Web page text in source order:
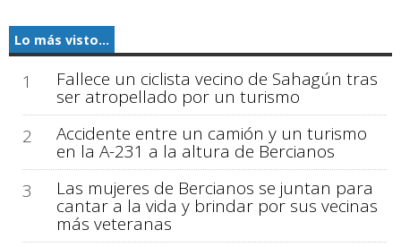
Lo más visto...
1 Fallece un ciclista vecino de Sahagún tras
ser atropellado por un turismo
2
Accidente entre un camión y un turismo
en la A-231 a la altura de Bercianos
3
Las mujeres de Bercianos se juntan para
cantar a la vida y brindar por sus vecinas
más veteranas